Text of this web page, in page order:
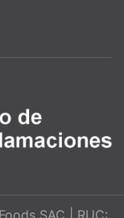
SAC | RUC: